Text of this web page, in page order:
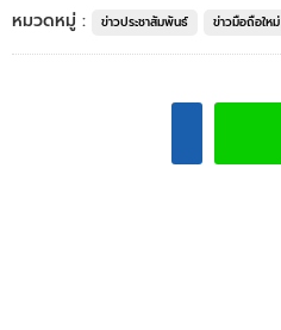
หมวดหมู่ :
ข่าวประชาสัมพันธ์ ข่าวมือถือใหม่